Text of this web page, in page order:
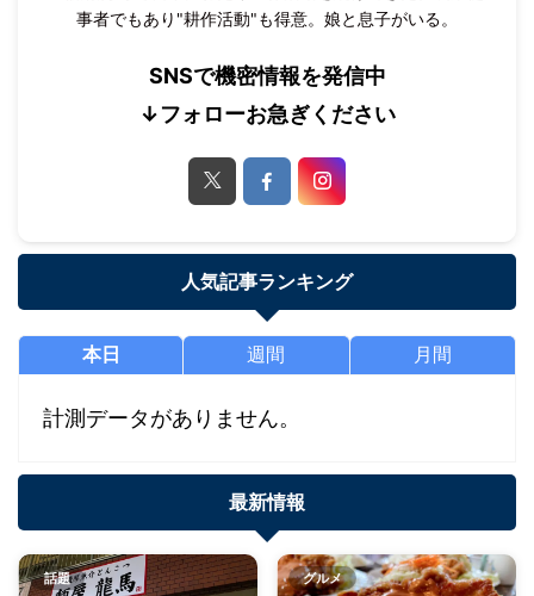
事者でもあり"耕作活動"も得意。娘と息子がいる。
SNSで機密情報を発信中
↓フォローお急ぎください
人気記事ランキング
本日 週間 月間
計測データがありません。
最新情報
話題 グルメ